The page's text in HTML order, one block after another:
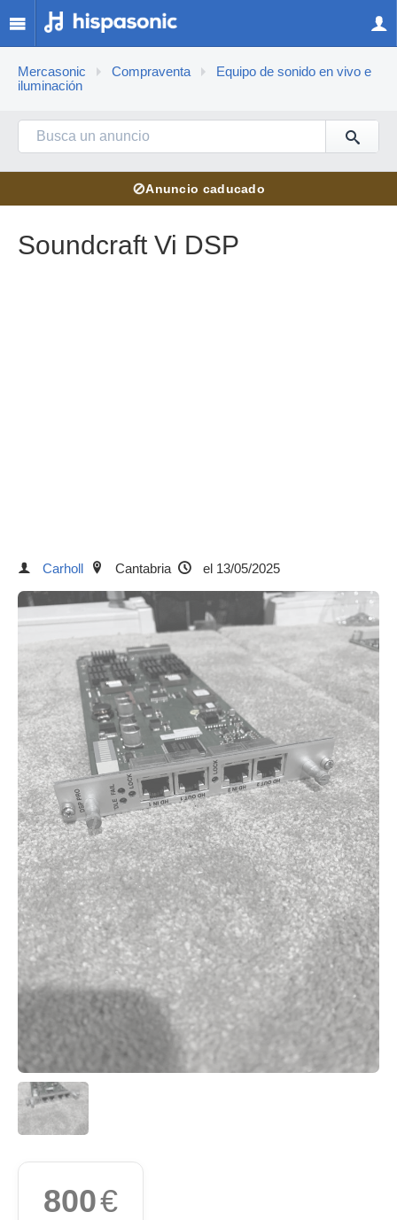
Mercasonic Compraventa
Equipo de sonido en vivo e
iluminación
⊘Anuncio caducado
Soundcraft Vi DSP
Carholl Cantabria el 13/05/2025
800€